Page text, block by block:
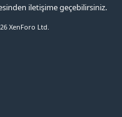
iletişime geçebilirsiniz.
XenForo Ltd.